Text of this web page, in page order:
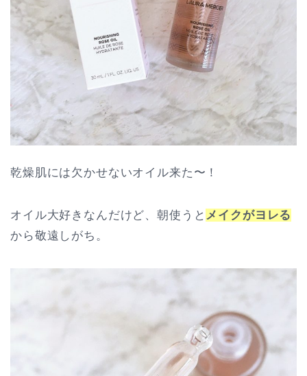
乾燥肌には欠かせないオイル来た〜！
オイル大好きなんだけど、朝使うと メイクがヨレる
から敬遠しがち。